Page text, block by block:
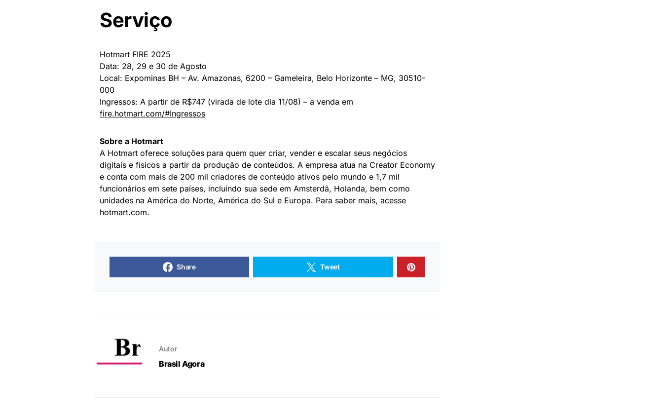
Serviço
Hotmart FIRE 2025
Data: 28, 29 e 30 de Agosto
Local: Expominas BH – Av. Amazonas, 6200 – Gameleira, Belo Horizonte – MG, 30510-
000
Ingressos: A partir de R$747 (virada de lote dia 11/08) – a venda em
fire.hotmart.com/#Ingressos
Sobre a Hotmart
A Hotmart oferece soluções para quem quer criar, vender e escalar seus negócios
digitais e físicos a partir da produção de conteúdos. A empresa atua na Creator Economy
e conta com mais de 200 mil criadores de conteúdo ativos pelo mundo e 1,7 mil
funcionários em sete países, incluindo sua sede em Amsterdã, Holanda, bem como
unidades na América do Norte, América do Sul e Europa. Para saber mais, acesse
hotmart.com.
Share Tweet
Autor
Brasil Agora